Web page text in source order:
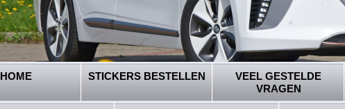
HOME STICKERS BESTELLEN
VEEL GESTELDE
VRAGEN